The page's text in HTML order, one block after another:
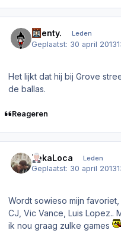
Faenty. Leden
Geplaatst: 30 april 2013
Het lijkt dat hij bij Grove
de ballas.
Reageren
TekaLoca Leden
Geplaatst: 30 april 2013
Wordt sowieso mijn
CJ, Vic Vance, Luis Lopez..
ik nou graag zulke games